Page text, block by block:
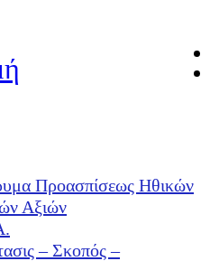
Προασπίσεως Ηθικών
Αξιών
– Σκοπός –